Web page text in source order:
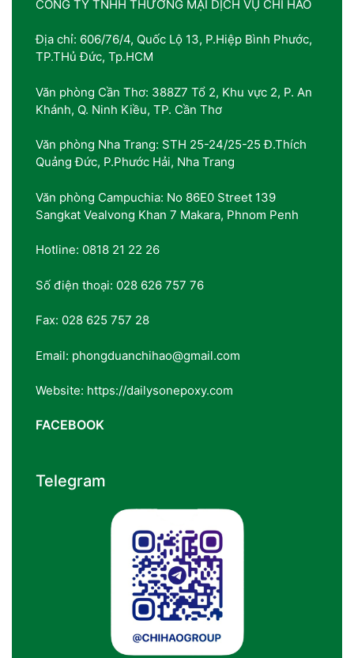
CÔNG TY TNHH THƯƠNG MẠI DỊCH VỤ CHÍ HÀO
Địa chỉ: 606/76/4, Quốc Lộ 13, P.Hiệp Bình Phước,
TP.THủ Đức, Tp.HCM
Văn phòng Cần Thơ: 388Z7 Tổ 2, Khu vực 2, P. An
Khánh, Q. Ninh Kiều, TP. Cần Thơ
Văn phòng Nha Trang: STH 25-24/25-25 Đ.Thích
Quảng Đức, P.Phước Hải, Nha Trang
Văn phòng Campuchia: No 86E0 Street 139
Sangkat Vealvong Khan 7 Makara, Phnom Penh
Hotline: 0818 21 22 26
Số điện thoại: 028 626 757 76
Fax: 028 625 757 28
Email: phongduanchihao@gmail.com
Website: https://dailysonepoxy.com
FACEBOOK
Telegram